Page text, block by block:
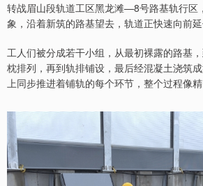
转战眉山段轨道工区黑龙滩—8号路基轨行区
象，沿着新筑的路基望去，轨道正快速向前延
工人们被分成若干小组，从最初裸露的路基
枕排列，再到轨排铺设，最后经混凝土浇筑
上同步推进着铺轨的每个环节，整个过程像精